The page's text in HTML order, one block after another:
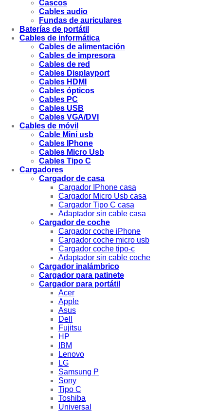
Cascos
Cables audio
Fundas de auriculares
Baterías de portátil
Cables de informática
Cables de alimentación
Cables de impresora
Cables de red
Cables Displayport
Cables HDMI
Cables ópticos
Cables PC
Cables USB
Cables VGA/DVI
Cables de móvil
Cable Mini usb
Cables IPhone
Cables Micro Usb
Cables Tipo C
Cargadores
Cargador de casa
Cargador IPhone casa
Cargador Micro Usb casa
Cargador Tipo C casa
Adaptador sin cable casa
Cargador de coche
Cargador coche iPhone
Cargador coche micro usb
Cargador coche tipo-c
Adaptador sin cable coche
Cargador inalámbrico
Cargador para patinete
Cargador para portátil
Acer
Apple
Asus
Dell
Fujitsu
HP
IBM
Lenovo
LG
Samsung P
Sony
Tipo C
Toshiba
Universal